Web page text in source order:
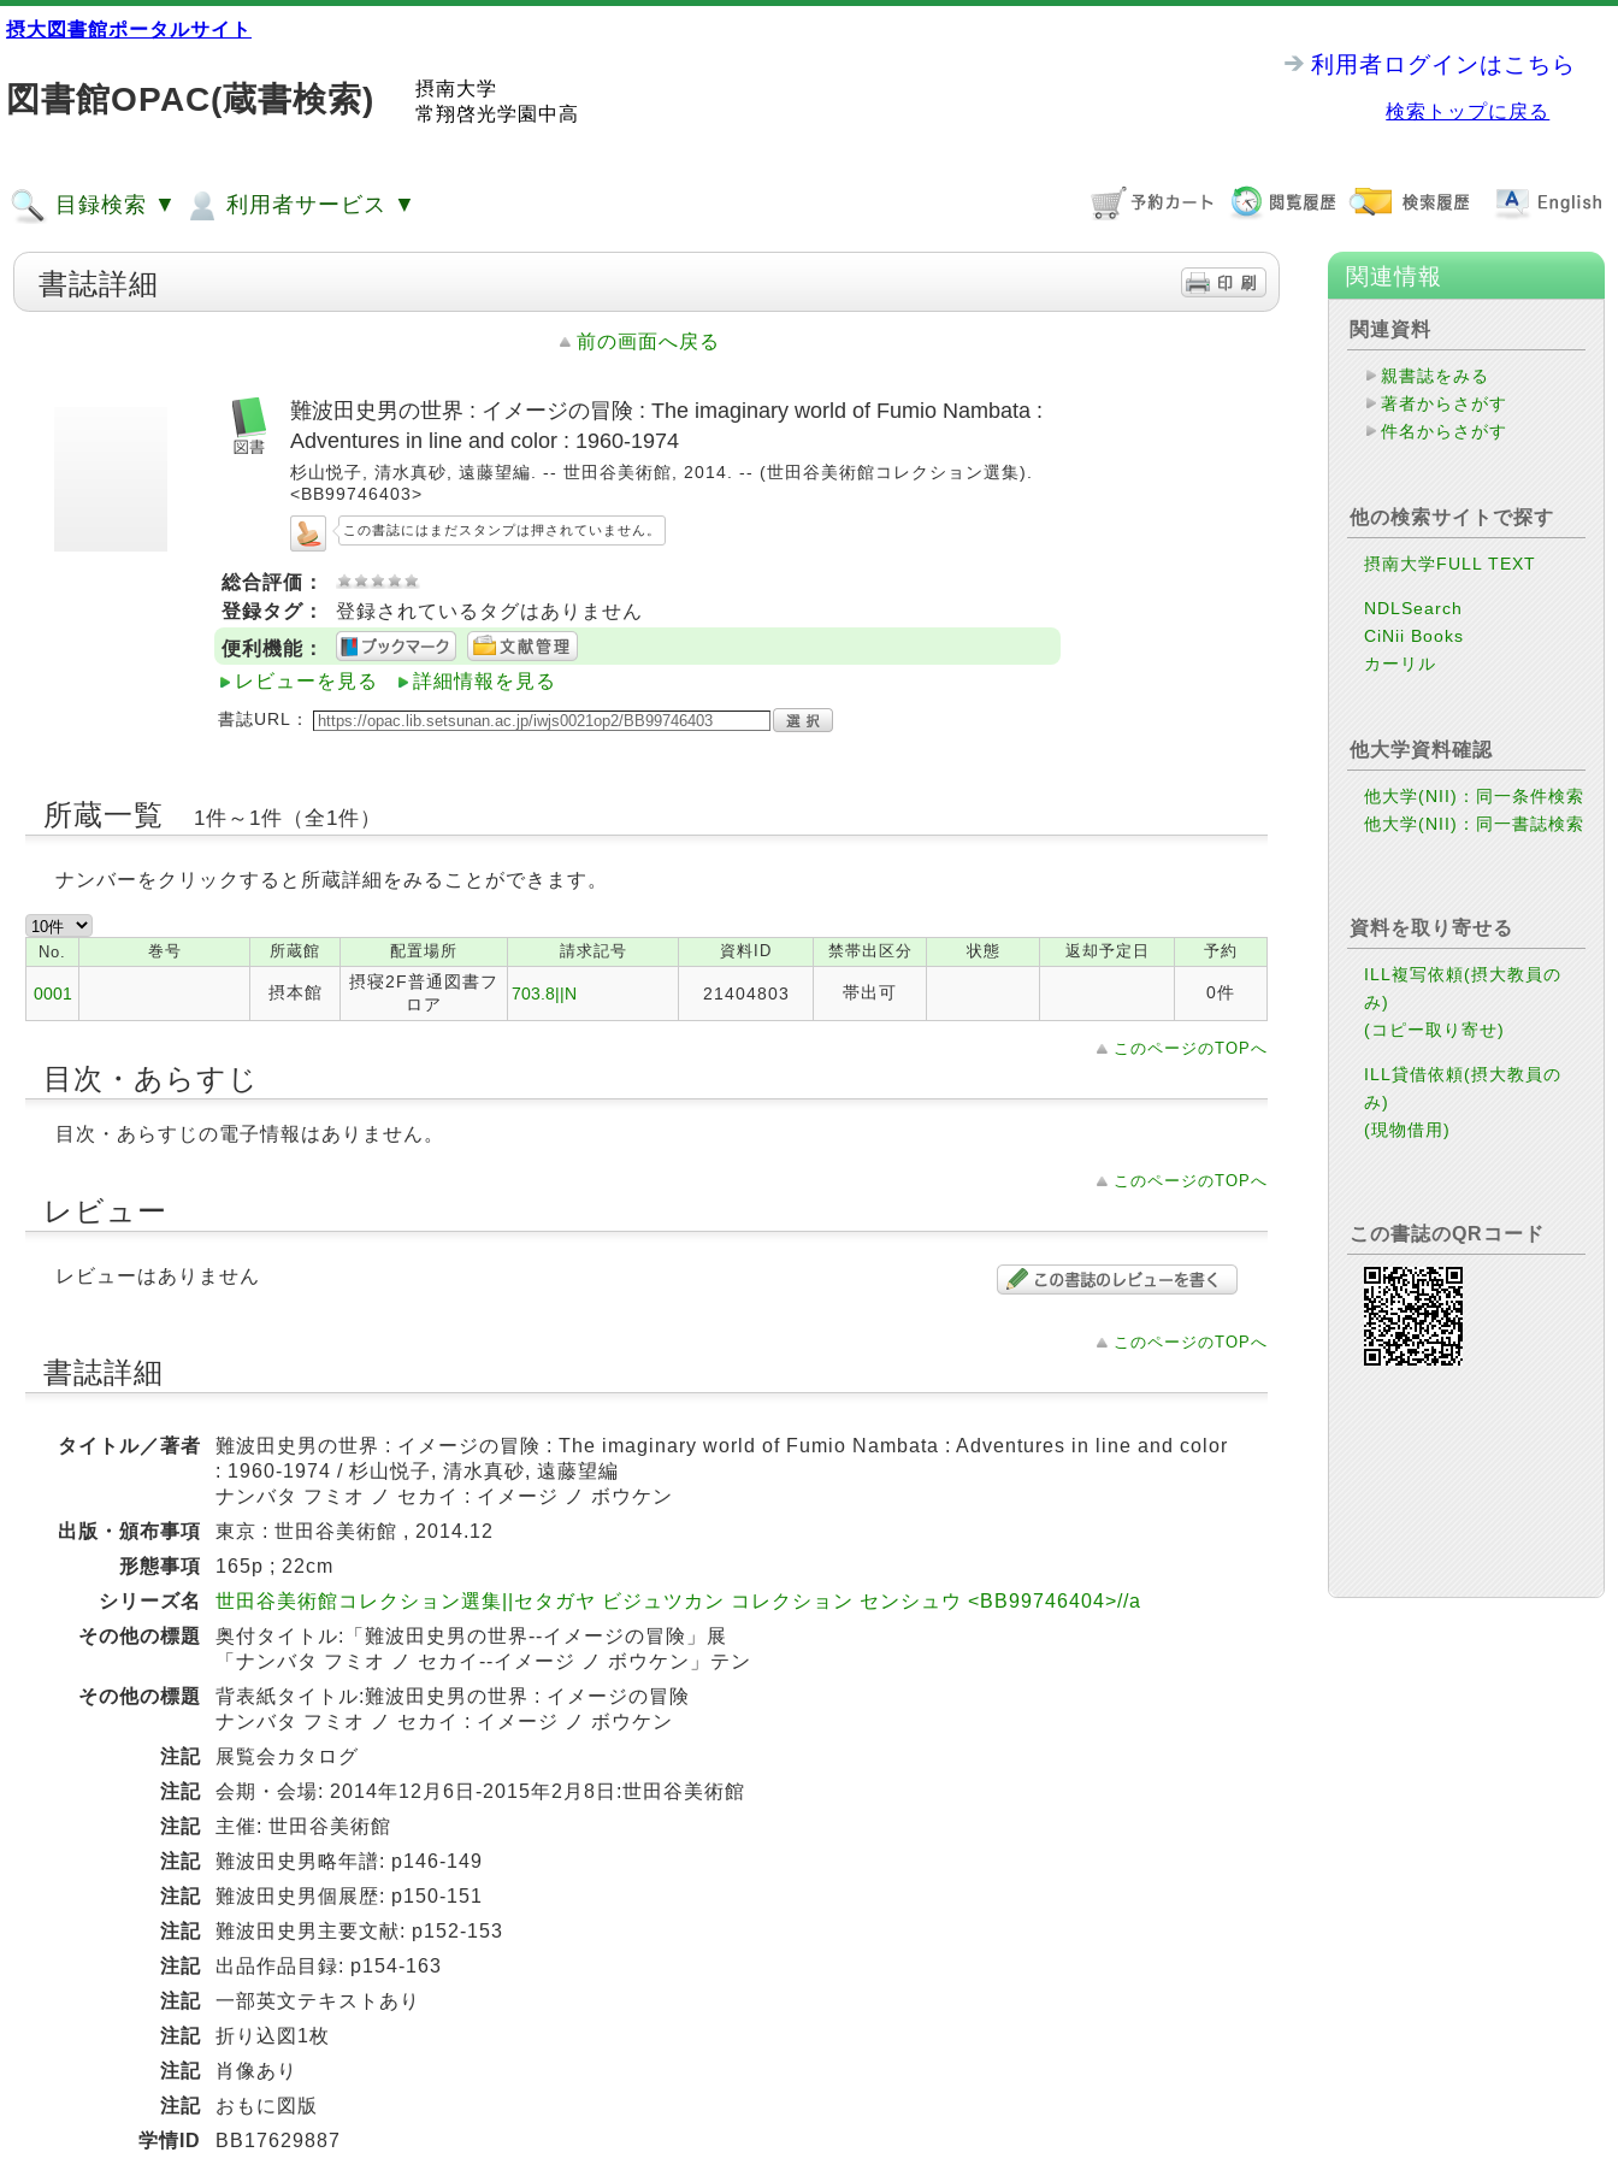
摂大図書館ポータルサイト
図書館OPAC(蔵書検索)
摂南大学
常翔啓光学園中高
利用者ログインはこちら
検索トップに戻る
目録検索 ▼ 利用者サービス ▼
書誌詳細
前の画面へ戻る
難波田史男の世界 : イメージの冒険 : The imaginary world of Fumio Nambata :
Adventures in line and color : 1960-1974
杉山悦子, 清水真砂, 遠藤望編. -- 世田谷美術館, 2014. -- (世田谷美術館コレクション選集).
<BB99746403>
この書誌にはまだスタンプは押されていません。
総合評価：
登録タグ：
登録されているタグはありません
便利機能：
レビューを見る
詳細情報を見る
書誌URL：
所蔵一覧 1件～1件（全1件）
ナンバーをクリックすると所蔵詳細をみることができます。
No. 巻号 所蔵館 配置場所 請求記号 資料ID 禁帯出区分 状態 返却予定日 予約
0001 摂本館
摂寝2F普通図書フ
ロア
703.8||N 21404803 帯出可 0件
このページのTOPへ
目次・あらすじ
目次・あらすじの電子情報はありません。
このページのTOPへ
レビュー
レビューはありません
このページのTOPへ
書誌詳細
タイトル／著者
難波田史男の世界 : イメージの冒険 : The imaginary world of Fumio Nambata : Adventures in line and color
: 1960-1974 / 杉山悦子, 清水真砂, 遠藤望編
ナンバタ フミオ ノ セカイ : イメージ ノ ボウケン
出版・頒布事項
東京 : 世田谷美術館 , 2014.12
形態事項
165p ; 22cm
シリーズ名
世田谷美術館コレクション選集||セタガヤ ビジュツカン コレクション センシュウ <BB99746404>//a
その他の標題
奥付タイトル:「難波田史男の世界--イメージの冒険」展
「ナンバタ フミオ ノ セカイ--イメージ ノ ボウケン」テン
その他の標題
背表紙タイトル:難波田史男の世界 : イメージの冒険
ナンバタ フミオ ノ セカイ : イメージ ノ ボウケン
注記
展覧会カタログ
注記
会期・会場: 2014年12月6日-2015年2月8日:世田谷美術館
注記
主催: 世田谷美術館
注記
難波田史男略年譜: p146-149
注記
難波田史男個展歴: p150-151
注記
難波田史男主要文献: p152-153
注記
出品作品目録: p154-163
注記
一部英文テキストあり
注記
折り込図1枚
注記
肖像あり
注記
おもに図版
学情ID
BB17629887
関連情報
関連資料
親書誌をみる
著者からさがす
件名からさがす
他の検索サイトで探す
摂南大学FULL TEXT
NDLSearch
CiNii Books
カーリル
他大学資料確認
他大学(NII)：同一条件検索
他大学(NII)：同一書誌検索
資料を取り寄せる
ILL複写依頼(摂大教員の
み)
(コピー取り寄せ)
ILL貸借依頼(摂大教員の
み)
(現物借用)
この書誌のQRコード